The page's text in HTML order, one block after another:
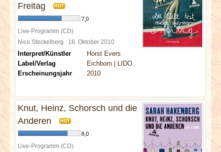
SPECIALS
REDAKTION
LINKS
Freitag
HOT
7,0
Live-Programm (CD)
Nico Steckelberg 16. Oktober 2010
Interpret/Künstler
Horst Evers
Label/Verlag
Eichborn | LIDO
Erscheinungsjahr
2010
Knut, Heinz, Schorsch und die
Anderen
HOT
8,0
Live-Programm (CD)